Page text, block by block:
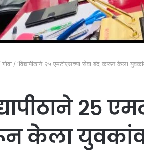
गोवा / ‘विद्यापीठाने २५ एमटीएसच्या सेवा बंद करून केला
२५
केला